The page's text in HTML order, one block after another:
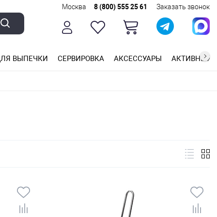
Москва 8 (800) 555 25 61 Заказать звонок
ВЫПЕЧКИ СЕРВИРОВКА АКСЕССУАРЫ АКТИВНЫЙ